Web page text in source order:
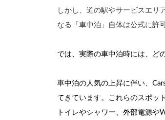
しかし、道の駅やサービスエリ
なる「車中泊」自体は公式に許
では、実際の車中泊時には、ど
車中泊の人気の上昇に伴い、
てきています。これらのスポッ
トイレやシャワー、外部電源や